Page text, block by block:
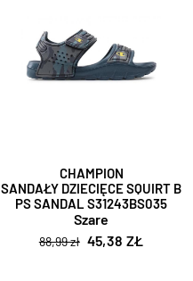
CHAMPION
SANDAŁY DZIECIĘCE SQUIRT B
PS SANDAL S31243BS035
Szare
88,99 zł 45,38 ZŁ